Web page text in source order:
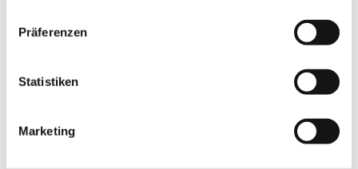
Präferenzen
Statistiken
Marketing
Mobile: +49 1734638581
Email: spuncken[at]hs-bremerhaven[dot]de
Postal Address:
An der Karlstadt 8